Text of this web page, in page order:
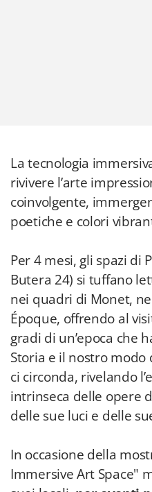
La tecnologia
rivivere l’arte
coinvolgente,
poetiche e colori
Per 4 mesi, gli spazi di
Butera 24) si tuffano
nei quadri di Monet,
Époque, offrendo al
gradi di un’epoca che
Storia e il nostro
ci circonda, rivelando
intrinseca delle opere
delle sue luci e delle
In occasione della
Immersive Art Space"